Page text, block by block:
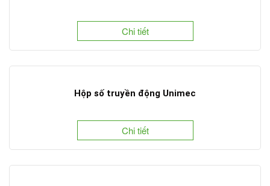
Chi tiết
Hộp số truyền động Unimec
Chi tiết